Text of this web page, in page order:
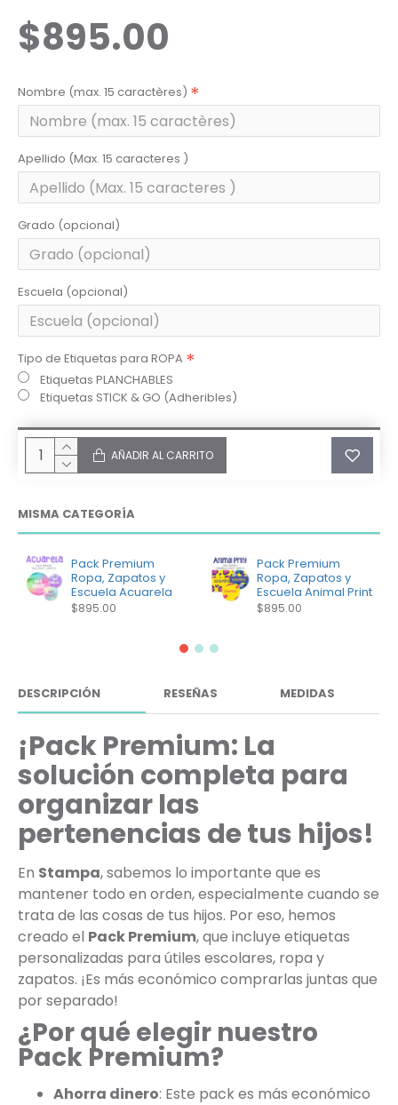
$895.00
Nombre (max. 15 caractères)
Apellido (Max. 15 caracteres )
Grado (opcional)
Escuela (opcional)
Tipo de Etiquetas para ROPA
Etiquetas PLANCHABLES
Etiquetas STICK & GO (Adheribles)
AÑADIR AL CARRITO
MISMA CATEGORÍA
Pack Premium
Ropa, Zapatos y
Escuela Acuarela
$895.00
Pack Premium
Ropa, Zapatos y
Escuela Animal Print
$895.00
DESCRIPCIÓN RESEÑAS MEDIDAS
¡Pack Premium: La
solución completa para
organizar las
pertenencias de tus hijos!
En Stampa, sabemos lo importante que es
mantener todo en orden, especialmente cuando se
trata de las cosas de tus hijos. Por eso, hemos
creado el Pack Premium, que incluye etiquetas
personalizadas para útiles escolares, ropa y
zapatos. ¡Es más económico comprarlas juntas que
por separado!
¿Por qué elegir nuestro
Pack Premium?
Ahorra dinero: Este pack es más económico